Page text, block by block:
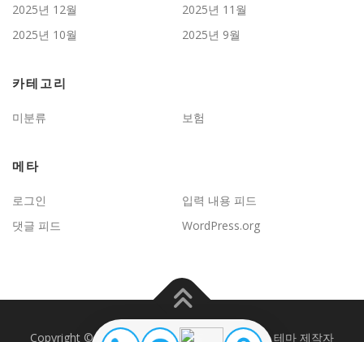
2025년 12월
2025년 11월
2025년 10월
2025년 9월
카테고리
미분류 보험
메타
로그인
입력 내용 피드
댓글 피드
WordPress.org
Copyright © 2026 JD보험문제연구 OnePress테마 제작자